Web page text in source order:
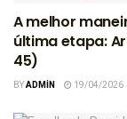
A melhor
última etapa:
45)
BYADMIN 19/04/2026